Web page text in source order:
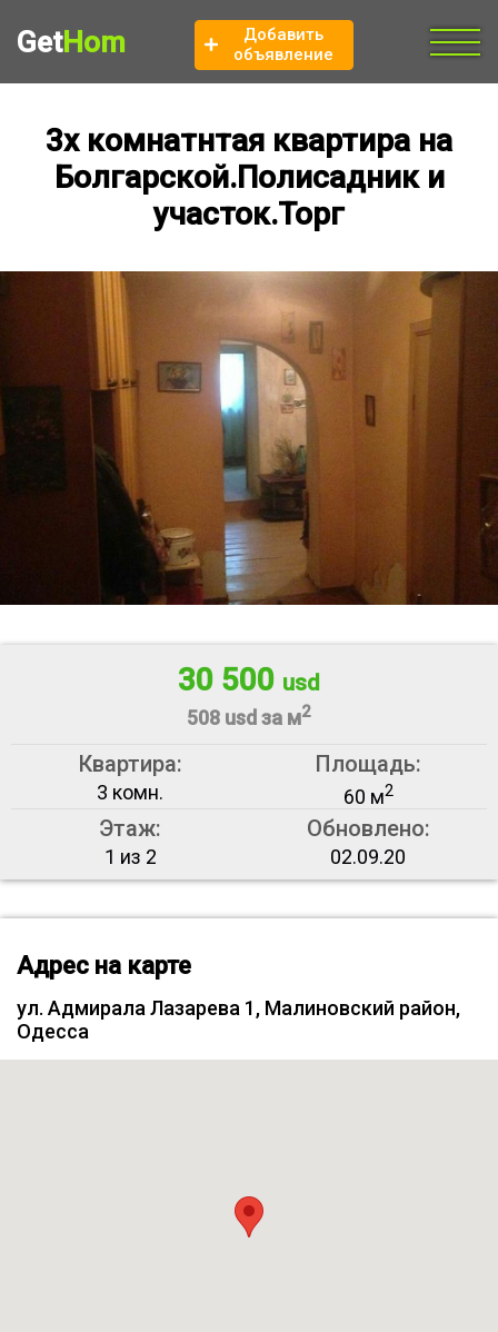
GetHom
Добавить
объявление
3х комнатнтая квартира на
Болгарской.Полисадник и
участок.Торг
30 500 usd
508 usd за м2
Квартира:
3 комн.
Площадь:
60 м2
Этаж:
1 из 2
Обновлено:
02.09.20
Адрес на карте
ул. Адмирала Лазарева 1, Малиновский район,
Одесса